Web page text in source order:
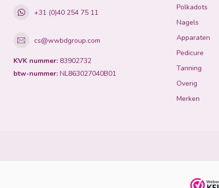
+31 (0)40 254 75 11
cs@wwbdgroup.com
KVK nummer: 83902732
btw-nummer: NL863027040B01
Polkadots
Nagels
Apparaten
Pedicure
Tanning
Overig
Merken